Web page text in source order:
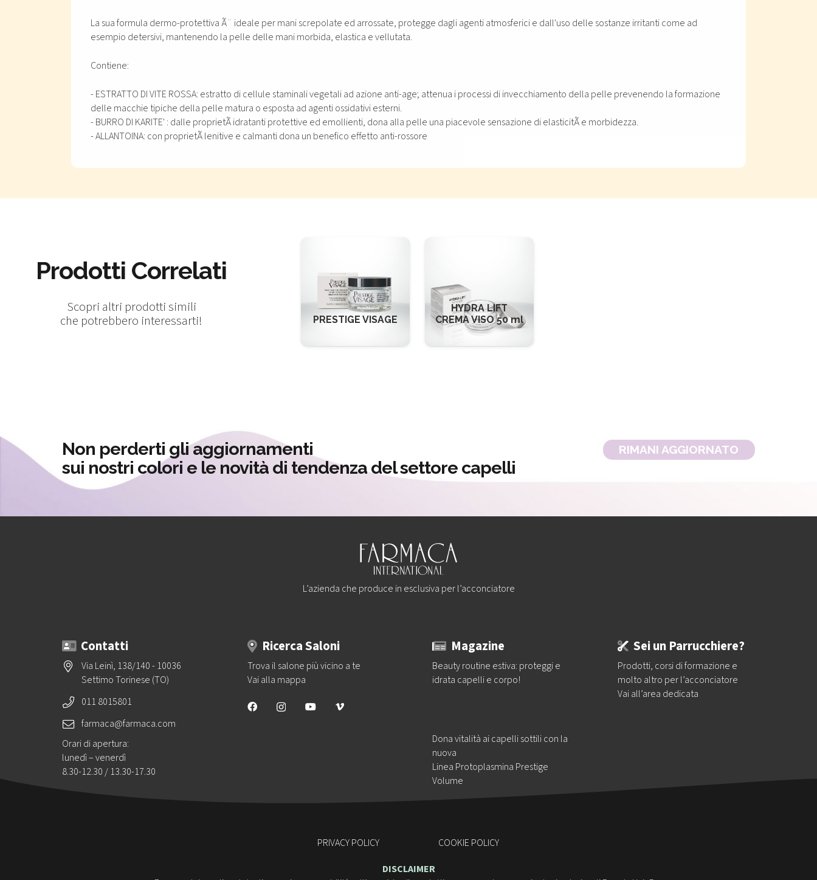
La sua formula dermo-protettiva Ã¨ ideale per mani screpolate ed arrossate, protegge dagli agenti atmosferici e dall'uso delle sostanze irritanti come ad
esempio detersivi, mantenendo la pelle delle mani morbida, elastica e vellutata.
Contiene:
- ESTRATTO DI VITE ROSSA: estratto di cellule staminali vegetali ad azione anti-age; attenua i processi di invecchiamento della pelle prevenendo la formazione
delle macchie tipiche della pelle matura o esposta ad agenti ossidativi esterni.
- BURRO DI KARITE' : dalle proprietÃ idratanti protettive ed emollienti, dona alla pelle una piacevole sensazione di elasticitÃ e morbidezza.
- ALLANTOINA: con proprietÃ lenitive e calmanti dona un benefico effetto anti-rossore
Prodotti Correlati
Scopri altri prodotti simili
che potrebbero interessarti! PRESTIGE VISAGE
HYDRA LIFT
CREMA VISO 50 ml
Non perderti gli aggiornamenti
sui nostri colori e le novità di tendenza del settore capelli
RIMANI AGGIORNATO
L’azienda che produce in esclusiva per l’acconciatore
Contatti
Via Leinì, 138/140 - 10036
Settimo Torinese (TO)
011 8015801
farmaca@farmaca.com
Orari di apertura:
lunedì – venerdì
8.30-12.30 / 13.30-17.30
Ricerca Saloni
Trova il salone più vicino a te
Vai alla mappa
Magazine
Beauty routine estiva: proteggi e
idrata capelli e corpo!
Dona vitalità ai capelli sottili con la
nuova
Linea Protoplasmina Prestige
Volume
Sei un Parrucchiere?
Prodotti, corsi di formazione e
molto altro per l’acconciatore
Vai all’area dedicata
PRIVACY POLICY
COOKIE POLICY
DISCLAIMER